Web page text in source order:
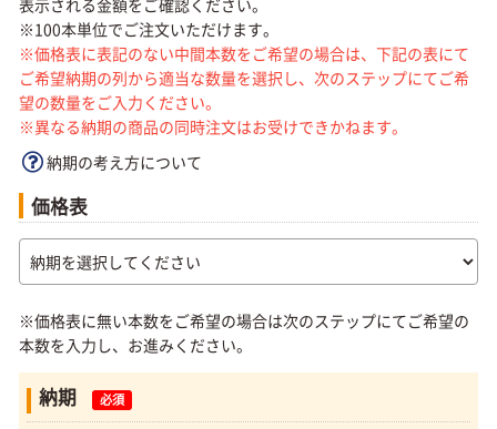
表示される金額をご確認ください。
※100本単位でご注文いただけます。
※価格表に表記のない中間本数をご希望の場合は、下記の表にて
ご希望納期の列から適当な数量を選択し、次のステップにてご希
望の数量をご入力ください。
※異なる納期の商品の同時注文はお受けできかねます。
納期の考え方について
価格表
※価格表に無い本数をご希望の場合は次のステップにてご希望の
本数を入力し、お進みください。
納期 必須